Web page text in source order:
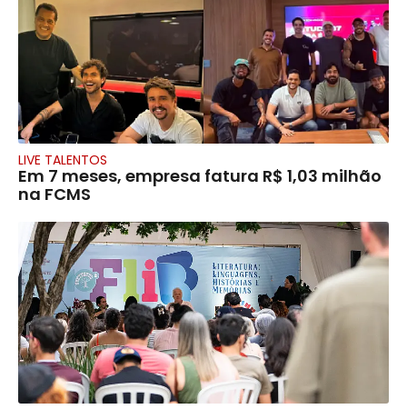
LIVE TALENTOS
Em 7 meses, empresa fatura R$ 1,03 milhão
na FCMS